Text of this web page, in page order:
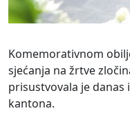
Komemorativnom
sjećanja na žrtve
prisustvovala je danas
kantona.